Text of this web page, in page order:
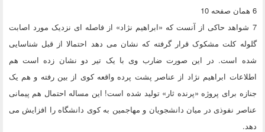
6 همان صفحه 10
7 شواهد حاکی از آنست که «ابراهیم نژاد» از فاصله ای نزدیک مورد اصابت
گلوله کلت مشکوک قرار گرفته که نشان می دهد احتمالا از قبل شناسایی
شده است. در این صورت ضارب وی با یک تیر دو نشان زده است هم
اطلاعات ابراهیم نژاد از عناصر پشت پرده واقعه کوی از بین رفته و هم یک
جنازه برای پروژه «پرنده ثار» تولید شده است! این مساله احتمال هم پیمانی
عناصر نفوذی در میان دانشجویان و مهاجمین به کوی دانشگاه را افزایش می
دهد.